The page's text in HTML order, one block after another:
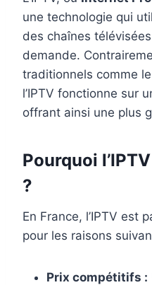
une technologie qui
des chaînes
demande.
traditionnels comme
l’IPTV fonctionne sur
offrant ainsi une plus
Pourquoi
?
En France, l’IPTV est
pour les raisons
Prix compétitifs :